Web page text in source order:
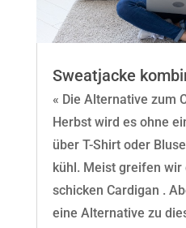
Sweatjacke
« Die Alternative zum
Herbst wird es ohne
über T-Shirt oder
kühl. Meist greifen wir
schicken Cardigan .
eine Alternative zu